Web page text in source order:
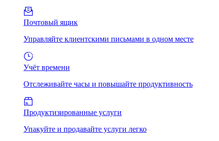
Почтовый ящик
Управляйте клиентскими письмами в одном месте
Учёт времени
Отслеживайте часы и повышайте продуктивность
Продуктизированные услуги
Упакуйте и продавайте услуги легко